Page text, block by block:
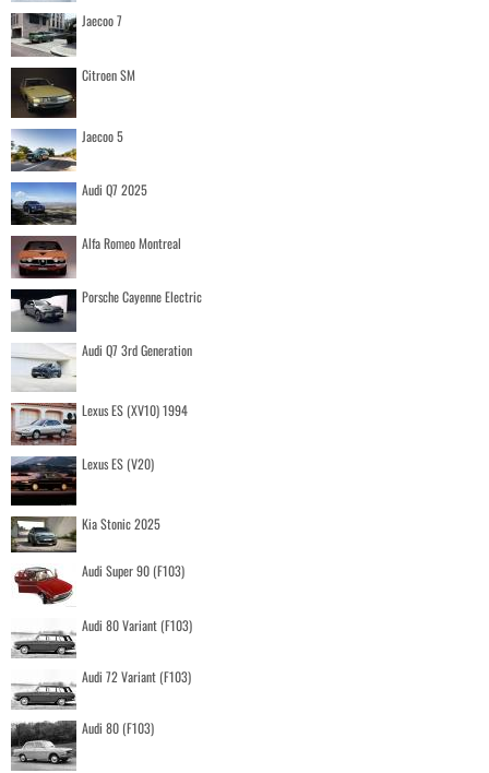
Jaecoo 7
Citroen SM
Jaecoo 5
Audi Q7 2025
Alfa Romeo Montreal
Porsche Cayenne Electric
Audi Q7 3rd Generation
Lexus ES (XV10) 1994
Lexus ES (V20)
Kia Stonic 2025
Audi Super 90 (F103)
Audi 80 Variant (F103)
Audi 72 Variant (F103)
Audi 80 (F103)